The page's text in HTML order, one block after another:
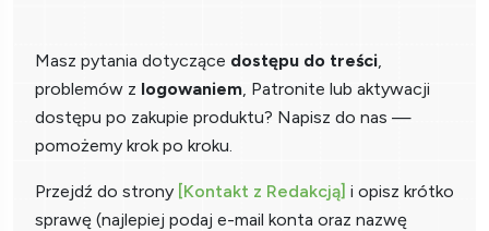
Masz pytania dotyczące dostępu do treści,
problemów z logowaniem, Patronite lub aktywacji
dostępu po zakupie produktu? Napisz do nas —
pomożemy krok po kroku.
Przejdź do strony [Kontakt z Redakcją] i opisz krótko
sprawę (najlepiej podaj e-mail konta oraz nazwę